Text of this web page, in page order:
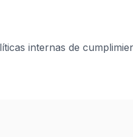
internas de